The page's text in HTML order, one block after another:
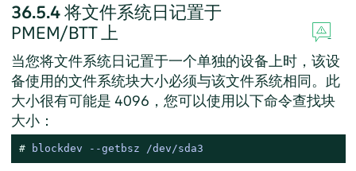
36.5.4将文件系统日记置于
PMEM/BTT 上
当您将文件系统日记置于一个单独的设备上时，该设
备使用的文件系统块大小必须与该文件系统相同。此
大小很有可能是 4096，您可以使用以下命令查找块
大小：
# blockdev --getbsz /dev/sda3